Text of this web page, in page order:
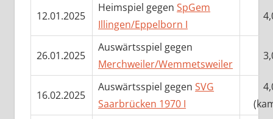
12.01.2025
Heimspiel gegenSpGem
Illingen/Eppelborn I
26.01.2025
Auswärtsspiel gegen
Merchweiler/Wemmetsweiler
16.02.2025
Auswärtsspiel gegenSVG
Saarbrücken 1970 I